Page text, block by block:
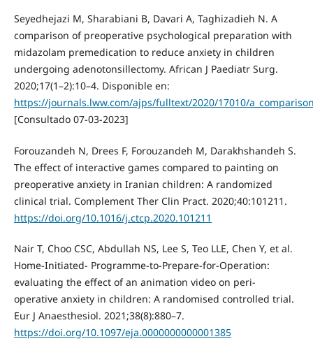
Seyedhejazi M, Sharabiani B, Davari A, Taghizadieh N. A
comparison of preoperative psychological preparation with
midazolam premedication to reduce anxiety in children
undergoing adenotonsillectomy. African J Paediatr Surg.
2020;17(1–2):10–4. Disponible en:
https://journals.lww.com/ajps/fulltext/2020/17010/
[Consultado 07-03-2023]
Forouzandeh N, Drees F, Forouzandeh M, Darakhshandeh S.
The effect of interactive games compared to painting on
preoperative anxiety in Iranian children: A randomized
clinical trial. Complement Ther Clin Pract. 2020;40:101211.
https://doi.org/10.1016/j.ctcp.2020.101211
Nair T, Choo CSC, Abdullah NS, Lee S, Teo LLE, Chen Y, et al.
Home-Initiated- Programme-to-Prepare-for-Operation:
evaluating the effect of an animation video on peri-
operative anxiety in children: A randomised controlled trial.
Eur J Anaesthesiol. 2021;38(8):880–7.
https://doi.org/10.1097/eja.0000000000001385